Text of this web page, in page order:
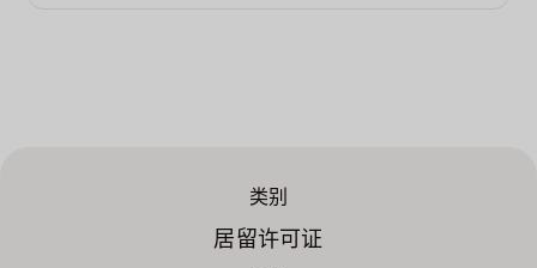
类别
居留许可证